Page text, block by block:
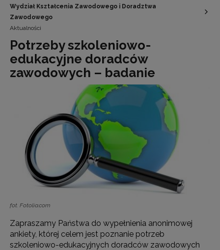
Wydział Kształcenia Zawodowego i Doradztwa
Zawodowego
Aktualności
Potrzeby szkoleniowo-
edukacyjne doradców
zawodowych – badanie
fot. Fotolia.com
Zapraszamy Państwa do wypełnienia anonimowej
ankiety, której celem jest poznanie potrzeb
szkoleniowo-edukacyjnych doradców zawodowych